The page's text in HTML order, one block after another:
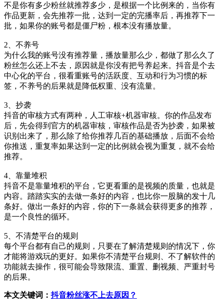
不是你有多少粉丝就推荐多少，是根据一个比例来的，当你有
作品更新，会先推荐一批，达到一定的完播率后，再推荐下一
批，如果你的账号都是僵尸粉，根本没有播放量。
2、不养号
为什么我的账号没有推荐量，播放量那么少，都做了那么久了
粉丝怎么还上不去，原因就是你没有把号养起来。抖音是个去
中心化的平台，很看重账号的活跃度、互动和行为习惯的标
签，不养号的后果就是降低权重、没有流量。
3、抄袭
抖音的审核方式有两种，人工审核+机器审核。你的作品发布
后，先会得到官方的机器审核，审核作品是否为抄袭，如果被
识别出来了，那么除了给你推荐几百的基础播放，后面不会给
你推送，重复率如果达到一定的比例就会视为重复，就不会给
推荐。
4、靠量堆积
抖音不是靠量堆积的平台，它更看重的是视频的质量，也就是
内容。踏踏实实的去做一条好的内容，也比你一股脑的发十几
条好。做出一条好的内容，你的下一条就会获得更多的推荐，
是一个良性的循环。
5、不清楚平台的规则
每个平台都有自己的规则，只要在了解清楚规则的情况下，你
才能将游戏玩的更好。如果你不清楚平台规则、不了解软件的
功能就去操作，很可能会导致限流、重置、删视频、严重封号
的后果。
本文关键词：抖音粉丝涨不上去原因？